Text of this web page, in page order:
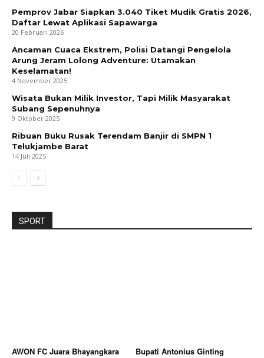
Pemprov Jabar Siapkan 3.040 Tiket Mudik Gratis 2026,
Daftar Lewat Aplikasi Sapawarga
20 Februari 2026
Ancaman Cuaca Ekstrem, Polisi Datangi Pengelola
Arung Jeram Lolong Adventure: Utamakan
Keselamatan!
4 November 2025
Wisata Bukan Milik Investor, Tapi Milik Masyarakat
Subang Sepenuhnya
9 Oktober 2025
Ribuan Buku Rusak Terendam Banjir di SMPN 1
Telukjambe Barat
14 Juli 2025
SPORT
AWON FC Juara Bhayangkara
Bupati Antonius Ginting